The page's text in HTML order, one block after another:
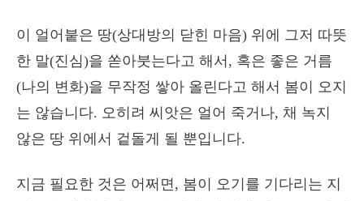
이 얼어붙은 땅(상대방의 닫힌 마음) 위에 그저 따뜻
한 말(진심)을 쏟아붓는다고 해서, 혹은 좋은 거름
(나의 변화)을 무작정 쌓아 올린다고 해서 봄이 오지
는 않습니다. 오히려 씨앗은 얼어 죽거나, 채 녹지
않은 땅 위에서 겉돌게 될 뿐입니다.
지금 필요한 것은 어쩌면, 봄이 오기를 기다리는 지